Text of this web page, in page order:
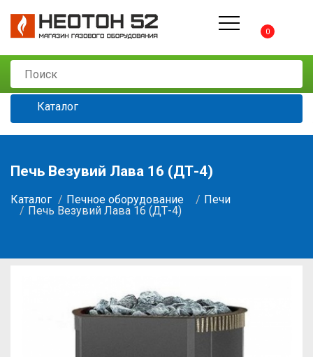
0
Каталог
Печь Везувий Лава 16 (ДТ-4)
Каталог Печное оборудование
Печи
Печь Везувий Лава 16 (ДТ-4)